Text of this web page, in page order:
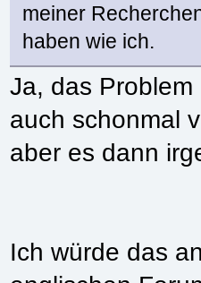
meiner
haben wie ich.
Ja, das
auch schonmal
aber es dann
Ich würde das